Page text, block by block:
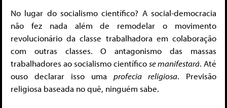
No lugar do socialismo científico? A social-democracia
não fez nada além de remodelar o movimento
revolucionário da classe trabalhadora em colaboração
com outras classes. O antagonismo das massas
trabalhadores ao socialismo científicose manifestará. Até
ouso declarar isso uma profecia religiosa. Previsão
religiosa baseada no quê, ninguém sabe.